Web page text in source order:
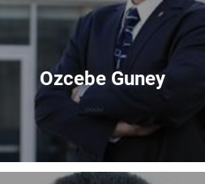
Ozcebe Guney